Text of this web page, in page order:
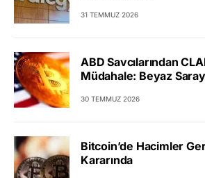
31 TEMMUZ 2026
ABD Savcılarından
Müdahale: Beyaz
30 TEMMUZ 2026
Bitcoin’de Hacimler
Kararında